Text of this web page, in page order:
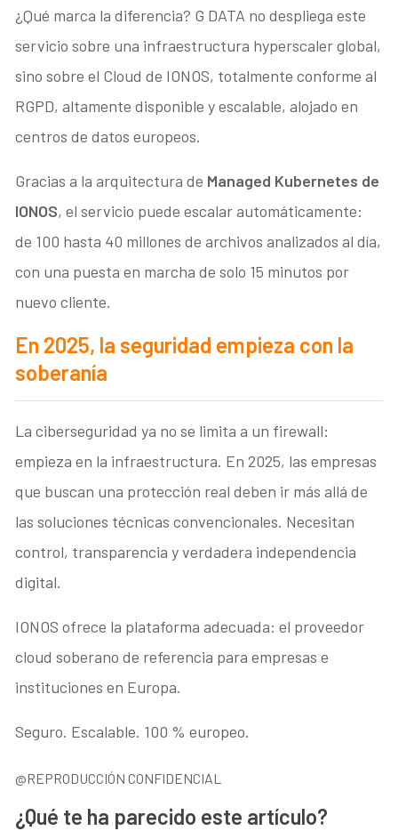
¿Qué marca la diferencia? G DATA no despliega este
servicio sobre una infraestructura hyperscaler global,
sino sobre el Cloud de IONOS, totalmente conforme al
RGPD, altamente disponible y escalable, alojado en
centros de datos europeos.
Gracias a la arquitectura de Managed Kubernetes de
IONOS, el servicio puede escalar automáticamente:
de 100 hasta 40 millones de archivos analizados al día,
con una puesta en marcha de solo 15 minutos por
nuevo cliente.
En 2025, la seguridad empieza con la
soberanía
La ciberseguridad ya no se limita a un firewall:
empieza en la infraestructura. En 2025, las empresas
que buscan una protección real deben ir más allá de
las soluciones técnicas convencionales. Necesitan
control, transparencia y verdadera independencia
digital.
IONOS ofrece la plataforma adecuada: el proveedor
cloud soberano de referencia para empresas e
instituciones en Europa.
Seguro. Escalable. 100 % europeo.
@REPRODUCCIÓN CONFIDENCIAL
¿Qué te ha parecido este artículo?